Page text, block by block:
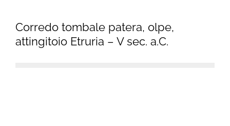
Corredo tombale patera, olpe,
attingitoio Etruria – V sec. a.C.